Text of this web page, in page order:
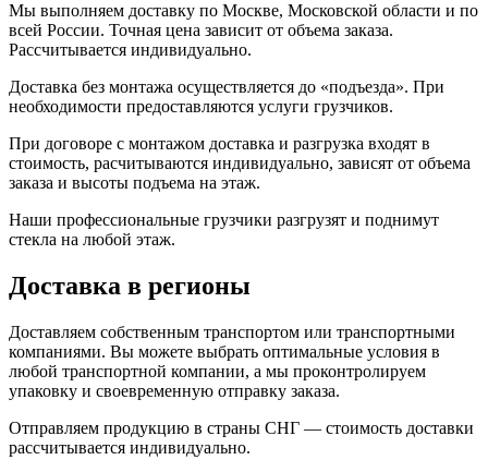
Мы выполняем доставку по Москве, Московской области и по
всей России. Точная цена зависит от объема заказа.
Рассчитывается индивидуально.
Доставка без монтажа осуществляется до «подъезда». При
необходимости предоставляются услуги грузчиков.
При договоре с монтажом доставка и разгрузка входят в
стоимость, расчитываются индивидуально, зависят от объема
заказа и высоты подъема на этаж.
Наши профессиональные грузчики разгрузят и поднимут
стекла на любой этаж.
Доставка в регионы
Доставляем собственным транспортом или транспортными
компаниями. Вы можете выбрать оптимальные условия в
любой транспортной компании, а мы проконтролируем
упаковку и своевременную отправку заказа.
Отправляем продукцию в страны СНГ — стоимость доставки
рассчитывается индивидуально.